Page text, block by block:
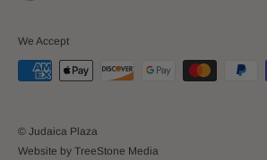
© Judaica Plaza
Website by TreeStone Media
We Accept